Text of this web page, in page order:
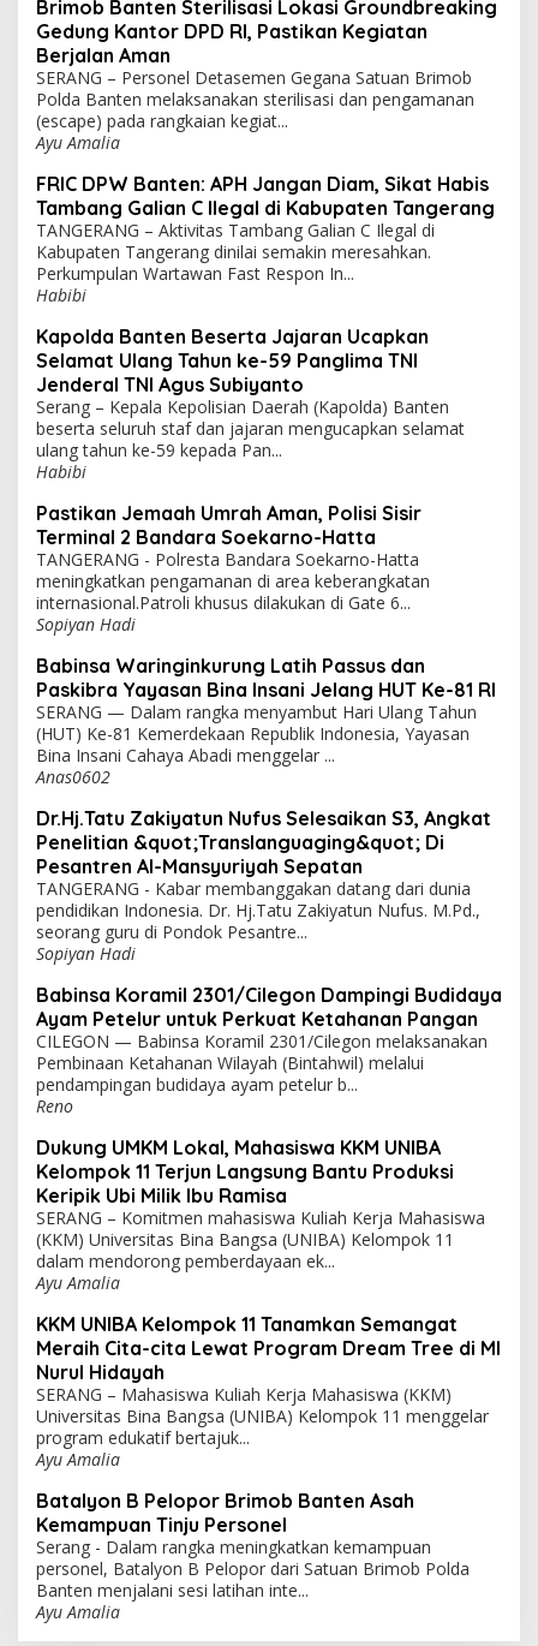
Brimob Banten Sterilisasi Lokasi Groundbreaking
Gedung Kantor DPD RI, Pastikan Kegiatan
Berjalan Aman
SERANG – Personel Detasemen Gegana Satuan Brimob
Polda Banten melaksanakan sterilisasi dan pengamanan
(escape) pada rangkaian kegiat...
Ayu Amalia
FRIC DPW Banten: APH Jangan Diam, Sikat Habis
Tambang Galian C Ilegal di Kabupaten Tangerang
TANGERANG – Aktivitas Tambang Galian C Ilegal di
Perkumpulan Wartawan Fast Respon In...
Habibi
Kapolda Banten Beserta Jajaran Ucapkan
Selamat Ulang Tahun ke-59 Panglima TNI
Jenderal TNI Agus Subiyanto
Serang – Kepala Kepolisian Daerah (Kapolda) Banten
ulang tahun ke-59 kepada Pan...
Habibi
Pastikan Jemaah Umrah Aman, Polisi Sisir
Terminal 2 Bandara Soekarno-Hatta
TANGERANG - Polresta Bandara Soekarno-Hatta
meningkatkan pengamanan di area keberangkatan
internasional.Patroli khusus dilakukan di Gate 6...
Sopiyan Hadi
Babinsa Waringinkurung Latih Passus dan
Paskibra Yayasan Bina Insani Jelang HUT Ke-81 RI
SERANG — Dalam rangka menyambut Hari Ulang Tahun
Bina Insani Cahaya Abadi menggelar ...
Anas0602
Dr.Hj.Tatu Zakiyatun Nufus Selesaikan S3, Angkat
Penelitian &quot;Translanguaging&quot; Di
Pesantren Al-Mansyuriyah Sepatan
TANGERANG - Kabar membanggakan datang dari dunia
pendidikan Indonesia. Dr. Hj.Tatu Zakiyatun Nufus. M.Pd.,
seorang guru di Pondok Pesantre...
Sopiyan Hadi
Babinsa Koramil 2301/Cilegon Dampingi Budidaya
Ayam Petelur untuk Perkuat Ketahanan Pangan
CILEGON — Babinsa Koramil 2301/Cilegon melaksanakan
pendampingan budidaya ayam petelur b...
Reno
Dukung UMKM Lokal, Mahasiswa KKM UNIBA
Kelompok 11 Terjun Langsung Bantu Produksi
Keripik Ubi Milik Ibu Ramisa
SERANG – Komitmen mahasiswa Kuliah Kerja Mahasiswa
(KKM) Universitas Bina Bangsa (UNIBA) Kelompok 11
dalam mendorong pemberdayaan ek...
Ayu Amalia
KKM UNIBA Kelompok 11 Tanamkan Semangat
Meraih Cita-cita Lewat Program Dream Tree di MI
Nurul Hidayah
SERANG – Mahasiswa Kuliah Kerja Mahasiswa (KKM)
Universitas Bina Bangsa (UNIBA) Kelompok 11 menggelar
program edukatif bertajuk...
Ayu Amalia
Batalyon B Pelopor Brimob Banten Asah
Kemampuan Tinju Personel
Serang - Dalam rangka meningkatkan kemampuan
personel, Batalyon B Pelopor dari Satuan Brimob Polda